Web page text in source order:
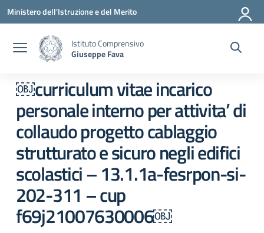
Vai ai contenuti
Vai al menu di navigazione
Vai al footer
Ministero dell'Istruzione e del Merito
Istituto Comprensivo
Giuseppe Fava
￼curriculum vitae incarico
personale interno per attivita’ di
collaudo progetto cablaggio
strutturato e sicuro negli edifici
scolastici – 13.1.1a-fesrpon-si-
202-311 – cup
f69j21007630006￼